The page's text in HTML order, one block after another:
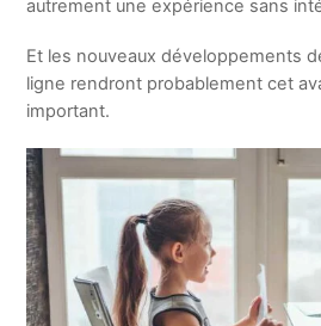
autrement une expérience sans
Et les nouveaux développements
ligne rendront probablement cet
important.